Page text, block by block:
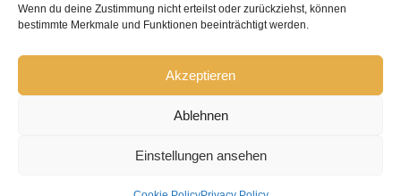
Wenn du deine Zustimmung nicht erteilst oder zurückziehst, können
bestimmte Merkmale und Funktionen beeinträchtigt werden.
Akzeptieren
Ablehnen
Einstellungen ansehen
•Über die Stiftung
AGB| IMPRESSUM|DATENSCHUTZ